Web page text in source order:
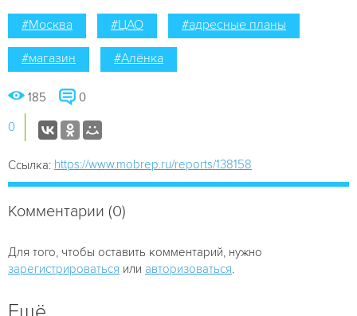
#Москва #ЦАО #адресные планы
#магазин #Алёнка
185 0
0
Ссылка: https://www.mobrep.ru/reports/138158
Комментарии (0)
Для того, чтобы оставить комментарий, нужно
зарегистрироваться или авторизоваться